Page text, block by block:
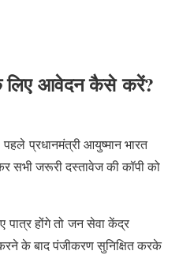
लिए आवेदन कैसे करें?
प्रधानमंत्री आयुष्मान भारत
सभी जरूरी दस्तावेज की कॉपी को
होंगे तो जन सेवा केंद्र
के बाद पंजीकरण सुनिक्षित करके